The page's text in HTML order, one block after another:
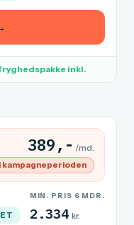
inkl.
MIN. PRIS 6 MDR.
2.334 kr.
389,- /md.
i kampagneperioden